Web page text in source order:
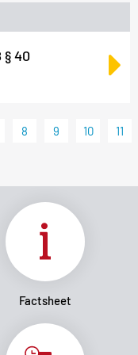
40
8 9 10 11
Factsheet